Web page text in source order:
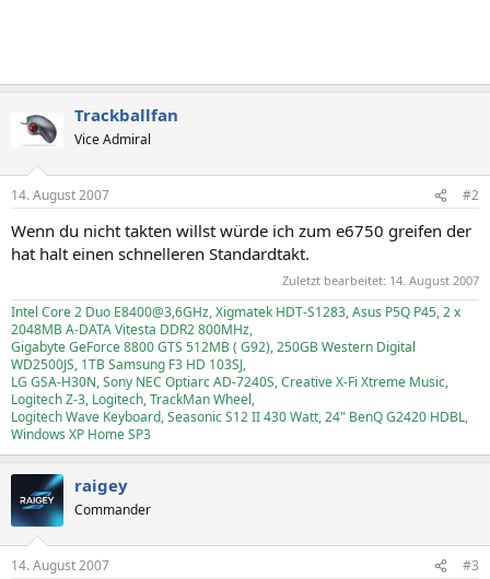
Trackballfan
Vice Admiral
14. August 2007 #2
Wenn du nicht takten willst würde ich zum e6750 greifen der
hat halt einen schnelleren Standardtakt.
Zuletzt bearbeitet: 14. August 2007
Intel Core 2 Duo E8400@3,6GHz, Xigmatek HDT-S1283, Asus P5Q P45, 2 x
2048MB A-DATA Vitesta DDR2 800MHz,
Gigabyte GeForce 8800 GTS 512MB ( G92), 250GB Western Digital
WD2500JS, 1TB Samsung F3 HD 103SJ,
LG GSA-H30N, Sony NEC Optiarc AD-7240S, Creative X-Fi Xtreme Music,
Logitech Z-3, Logitech, TrackMan Wheel,
Logitech Wave Keyboard, Seasonic S12 II 430 Watt, 24" BenQ G2420 HDBL,
Windows XP Home SP3
raigey
Commander
14. August 2007 #3